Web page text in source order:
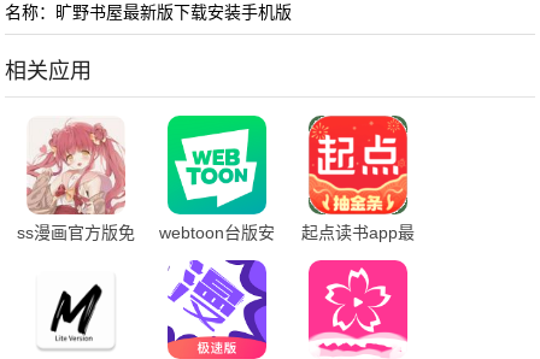
名称：旷野书屋最新版下载安装手机版
相关应用
ss漫画官方版免
webtoon台版安
卓下载
起点读书app最
新版本